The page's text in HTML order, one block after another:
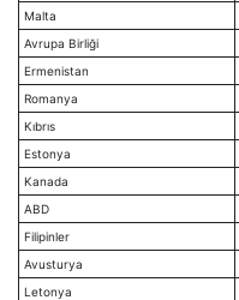
Malta
Avrupa Birliği
Ermenistan
Romanya
Kıbrıs
Estonya
Kanada
ABD
Filipinler
Avusturya
Letonya